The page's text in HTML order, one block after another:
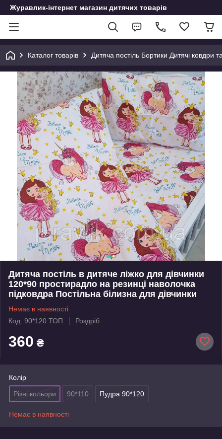
Журавлик-інтернет магазин дитячих товарів
Каталог товарів Дитяча постіль Бортики Дитячі ковдри
Дитяча постіль в дитяче ліжко для дівчинки
120*90 простирадло на резинці наволочка
підковдра Постільна білизна для дівчинки
Немає в наявності
Код: 90*120 ТОП
Роздріб
360 ₴
Колір
Різні кольори 90*110 Пудра 90*120
Немає в наявності